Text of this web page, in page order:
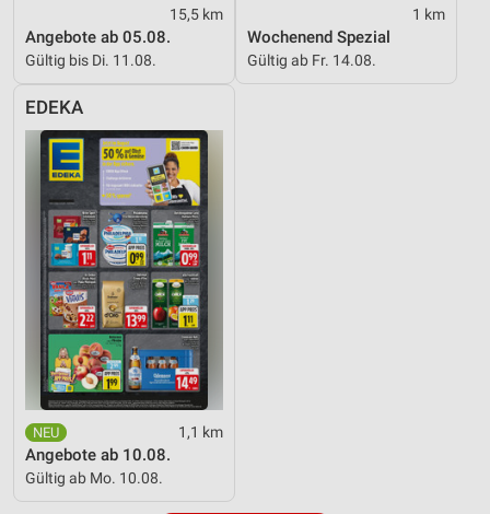
15,5 km
Angebote ab 05.08.
Gültig bis Di. 11.08.
1 km
Wochenend Spezial
Gültig ab Fr. 14.08.
EDEKA
1,1 km
Angebote ab 10.08.
Gültig ab Mo. 10.08.